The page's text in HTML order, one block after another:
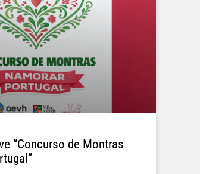
“Concurso de Montras